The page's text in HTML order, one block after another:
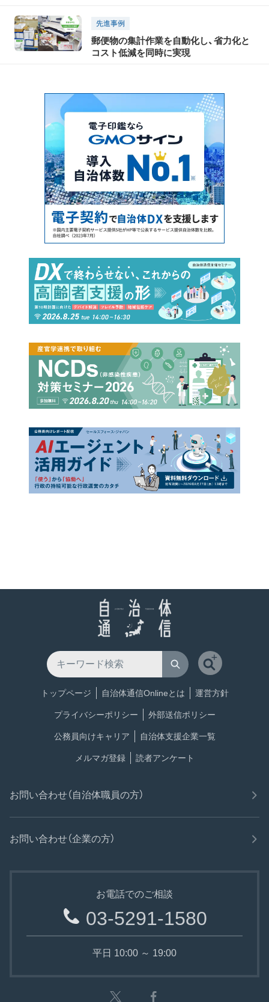
先進事例
郵便物の集計作業を自動化し、省力化と
コスト低減を同時に実現
トップページ 自治体通信Onlineとは 運営方針
プライバシーポリシー 外部送信ポリシー
公務員向けキャリア 自治体支援企業一覧
メルマガ登録 読者アンケート
お問い合わせ（自治体職員の方）
お問い合わせ（企業の方）
お電話でのご相談
03-5291-1580
平日 10:00 ～ 19:00